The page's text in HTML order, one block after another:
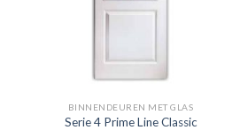
BINNENDEUREN MET GLAS
Serie 4 Prime Line Classic